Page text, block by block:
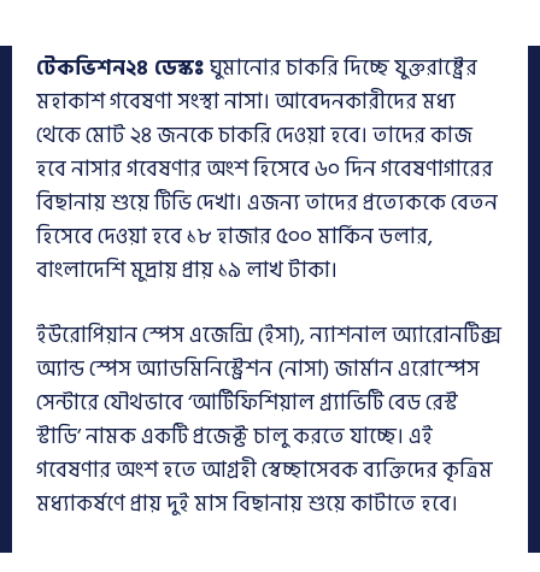
টেকভিশন২৪ ডেস্কঃঘুমানোর চাকরি দিচ্ছে যুক্তরাষ্ট্রের
মহাকাশ গবেষণা সংস্থা নাসা। আবেদনকারীদের মধ্য
থেকে মোট ২৪ জনকে চাকরি দেওয়া হবে। তাদের কাজ
হবে নাসার গবেষণার অংশ হিসেবে ৬০ দিন গবেষণাগারের
বিছানায় শুয়ে টিভি দেখা। এজন্য তাদের প্রত্যেককে বেতন
হিসেবে দেওয়া হবে ১৮ হাজার ৫০০ মার্কিন ডলার,
বাংলাদেশি মুদ্রায় প্রায় ১৯ লাখ টাকা।
ইউরোপিয়ান স্পেস এজেন্সি (ইসা), ন্যাশনাল অ্যারোনটিক্স
অ্যান্ড স্পেস অ্যাডমিনিস্ট্রেশন (নাসা) জার্মান এরোস্পেস
সেন্টারে যৌথভাবে ‘আর্টিফিশিয়াল গ্র্যাভিটি বেড রেস্ট
স্টাডি’ নামক একটি প্রজেক্ট চালু করতে যাচ্ছে। এই
গবেষণার অংশ হতে আগ্রহী স্বেচ্ছাসেবক ব্যক্তিদের কৃত্রিম
মধ্যাকর্ষণে প্রায় দুই মাস বিছানায় শুয়ে কাটাতে হবে।